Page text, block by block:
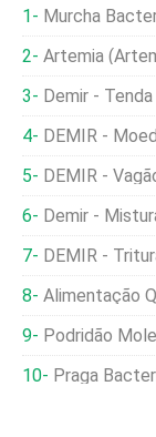
Murcha
Artemia
Demir -
DEMIR -
DEMIR -
Demir -
DEMIR -
Alimentação
Podridão
Praga